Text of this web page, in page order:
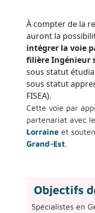
À compter de la
auront la
intégrer la voie
filière Ingénieur
sous statut
sous statut
FISEA).
Cette voie par
partenariat avec le
Lorraineet
Grand-Est.
Objectifs
Spécialistes en